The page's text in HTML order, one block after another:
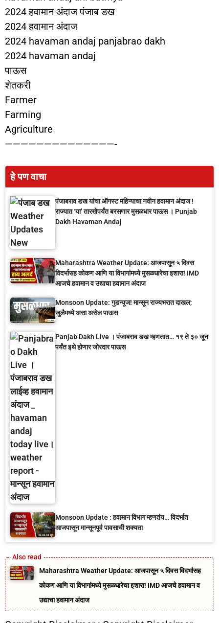
2024 हवामान अंदाज पंजाब डख
2024 हवामान अंदाज
2024 havaman andaj panjabrao dakh
2024 havaman andaj
पाऊस
शेतकरी
Farmer
Farming
Agriculture
——————————————-
हे पण वाचा
पंजाबराव डख यांचा ऑगस्ट महिन्याचा नवीन हवामान अंदाज !
राज्यात ‘या’ तारखेपर्यंत बरसणार मुसळधार पाऊस । Punjab
Dakh Havaman Andaj
Maharashtra Weather Update: आजपासून ५ दिवस
विदर्भासह कोकण आणि या विभागांमध्ये मुसळधारेचा इशारा! IMD
आजचे हवामान व उद्याचा हवामान अंदाज
Monsoon Update: गुडन्यूज! मान्सून राज्यभरात दाखल;
जुलैमध्ये असा असेल पाऊस
Panjab Dakh Live । पंजाबराव डख म्हणतात… १९ ते ३० जून
पर्यंत इथे होणार जोरदार पाऊस
Monsoon Update : हवामान विभाग म्हणतंय… विदर्भात
आजपासून मान्सूनपूर्व पावसाची शक्यता
Maharashtra Weather Update: आजपासून ५ दिवस विदर्भासह
कोकण आणि या विभागांमध्ये मुसळधारेचा इशारा! IMD आजचे हवामान व
उद्याचा हवामान अंदाज